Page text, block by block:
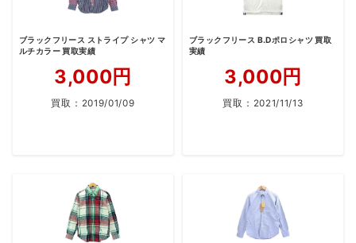
ブラックフリース ストライプ シャツ マ
ルチカラー 買取実績
3,000円
買取： 2019/01/09
ブラックフリース B.Dポロシャツ 買取
実績
3,000円
買取： 2021/11/13